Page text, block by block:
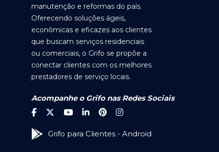
manutenção e reformas do país.
Oferecendo soluções ágeis,
econômicas e eficazes aos clientes
que buscam serviços residenciais
ou comerciais, o Grifo se propõe a
conectar clientes com os melhores
prestadores de serviço locais.
Acompanhe o Grifo nas Redes Sociais
Grifo para Clientes - Android